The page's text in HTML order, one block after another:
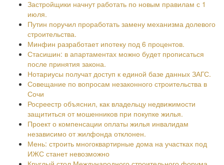
Застройщики начнут работать по новым правилам с 1
июля.
Путин поручил проработать замену механизма долевого
строительства.
Минфин разработает ипотеку под 6 процентов.
Стасишин: в апартаментах можно будет прописаться
после принятия закона.
Нотариусы получат доступ к единой базе данных ЗАГС.
Совещание по вопросам незаконного строительства в
Сочи
Росреестр объяснил, как владельцу недвижимости
защититься от мошенников при покупке жилья.
Проект о компенсации оплаты жилья инвалидам
независимо от жилфонда отклонен.
Мень: строить многоквартирные дома на участках под
ИЖС станет невозможно